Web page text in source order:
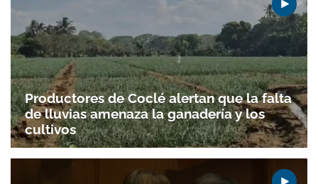
Productores de Coclé alertan que la falta
de lluvias amenaza la ganadería y los
cultivos